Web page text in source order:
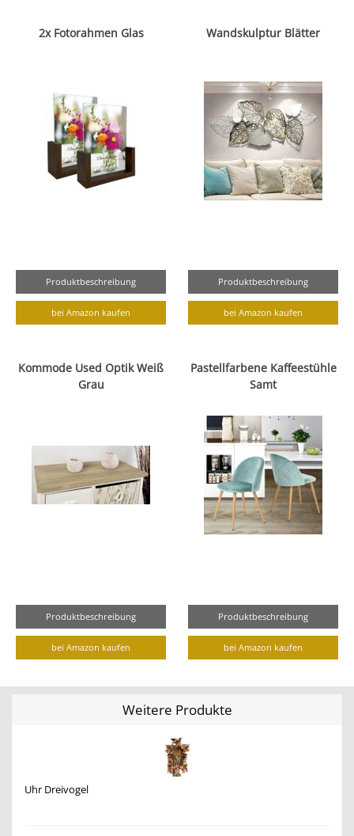
2x Fotorahmen Glas
Produktbeschreibung
bei Amazon kaufen
Wandskulptur Blätter
Produktbeschreibung
bei Amazon kaufen
Kommode Used Optik Weiß
Grau
Produktbeschreibung
bei Amazon kaufen
Pastellfarbene Kaffeestühle
Samt
Produktbeschreibung
bei Amazon kaufen
Weitere Produkte
Uhr Dreivogel